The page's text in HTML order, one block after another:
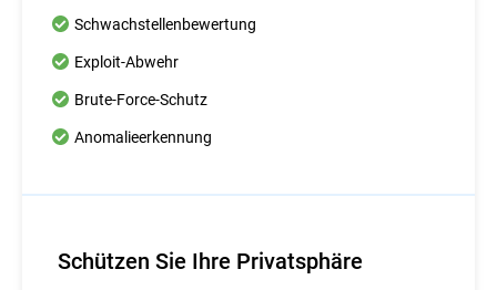
Schwachstellenbewertung
Exploit-Abwehr
Brute-Force-Schutz
Anomalieerkennung
Schützen Sie Ihre Privatsphäre